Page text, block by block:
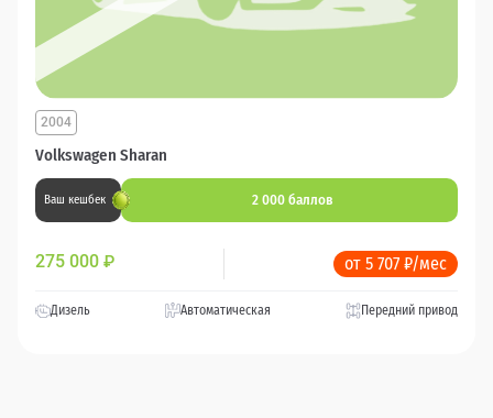
Volkswagen Sharan
2004
Ваш кешбек 2 000 баллов
275 000 ₽ от 5 707 ₽/мес
Дизель Автоматическая Передний привод